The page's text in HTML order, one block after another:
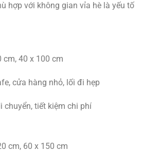
hợp với không gian vỉa hè là yếu tố
cm, 40 x 100 cm
cửa hàng nhỏ, lối đi hẹp
chuyển, tiết kiệm chi phí
cm, 60 x 150 cm